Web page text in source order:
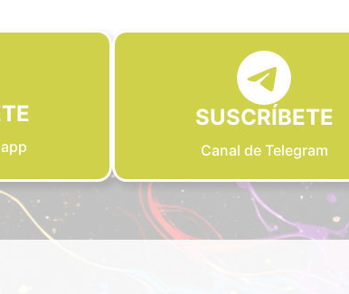
SUSCRÍBETE
Canal de Telegram